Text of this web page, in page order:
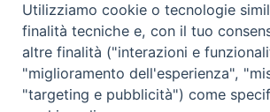
Contatti
Piazza del Duomo,1 - 52100 Arezzo
segreteria@diocesi.arezzo.it
Informativa privacy
Utilizziamo cookie o tecnologie
finalità tecniche e, con il tuo
altre finalità ("interazioni e
"miglioramento dell'esperienza",
"targeting e pubblicità") come